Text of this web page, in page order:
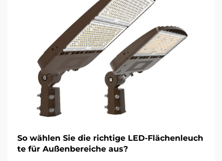
So wählen Sie die richtige LED-Flächenleuch
te für Außenbereiche aus?